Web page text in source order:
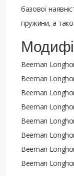
базової
пружини, а
Beeman
Beeman
Beeman
Beeman
Beeman
Beeman
Beeman
Beeman